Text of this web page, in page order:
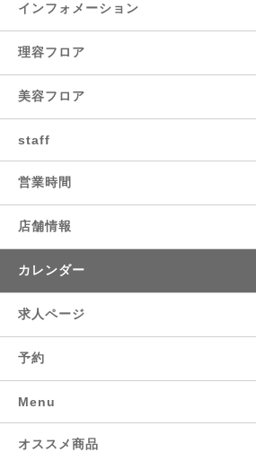
インフォメーション
理容フロア
美容フロア
staff
営業時間
店舗情報
カレンダー
求人ページ
予約
Menu
オススメ商品